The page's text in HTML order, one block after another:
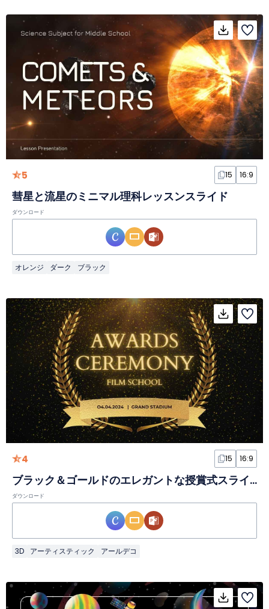
5 15 16:9
彗星と流星のミニマル理科レッスンスライド
ダウンロード
オレンジ ダーク ブラック
4 15 16:9
ブラック＆ゴールドのエレガントな授賞式スライド
ダウンロード
3D アーティスティック アールデコ